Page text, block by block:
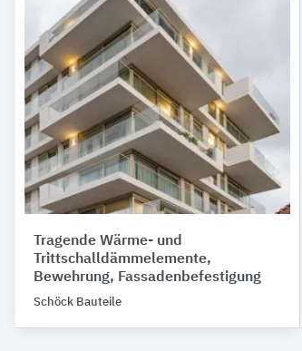
Tragende Wärme- und
Trittschalldämmelemente,
Bewehrung, Fassadenbefestigung
Schöck Bauteile